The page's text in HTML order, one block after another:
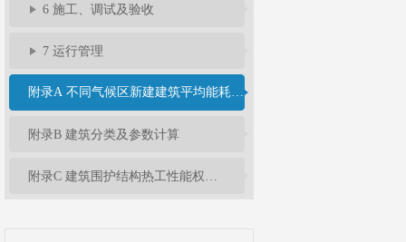
6 施工、调试及验收
7 运行管理
附录B 建筑分类及参数计算